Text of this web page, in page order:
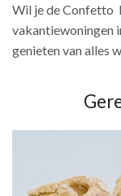
Wil je de Confetto
vakantiewoningen
genieten van alles